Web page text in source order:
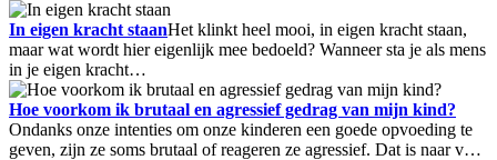
In eigen kracht staanHet klinkt heel mooi, in eigen kracht staan,
maar wat wordt hier eigenlijk mee bedoeld? Wanneer sta je als mens
in je eigen kracht…
Hoe voorkom ik brutaal en agressief gedrag van mijn kind?
Ondanks onze intenties om onze kinderen een goede opvoeding te
geven, zijn ze soms brutaal of reageren ze agressief. Dat is naar v…